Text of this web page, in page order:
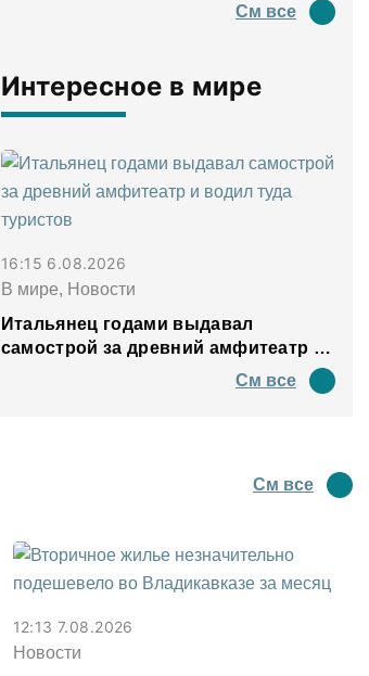
См все
Интересное в мире
16:15 6.08.2026
В мире, Новости
Итальянец годами выдавал
самострой за древний амфитеатр и
См все
См все
12:13 7.08.2026
Новости